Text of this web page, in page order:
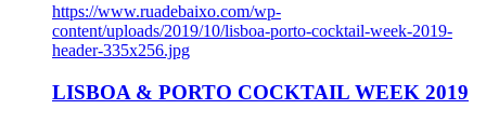
https://www.ruadebaixo.com/wp-
content/uploads/2019/10/lisboa-porto-cocktail-week-2019-
header-335x256.jpg
LISBOA & PORTO COCKTAIL WEEK 2019